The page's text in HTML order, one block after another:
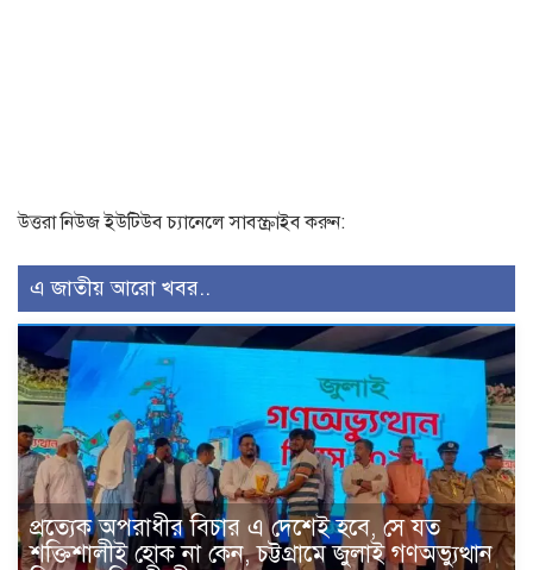
উত্তরা নিউজ ইউটিউব চ্যানেলে সাবস্ক্রাইব করুন:
এ জাতীয় আরো খবর..
প্রত্যেক অপরাধীর বিচার এ দেশেই হবে, সে যত
শক্তিশালীই হোক না কেন, চট্টগ্রামে জুলাই গণঅভ্যুত্থান